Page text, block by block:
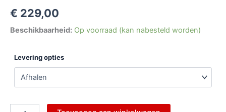
€ 229,00
Beschikbaarheid: Op voorraad (kan nabesteld worden)
Levering opties